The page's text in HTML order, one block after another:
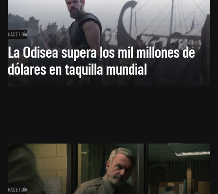
HACE 1 DÍA
La Odisea supera los mil millones de
dólares en taquilla mundial
HACE 1 DÍA